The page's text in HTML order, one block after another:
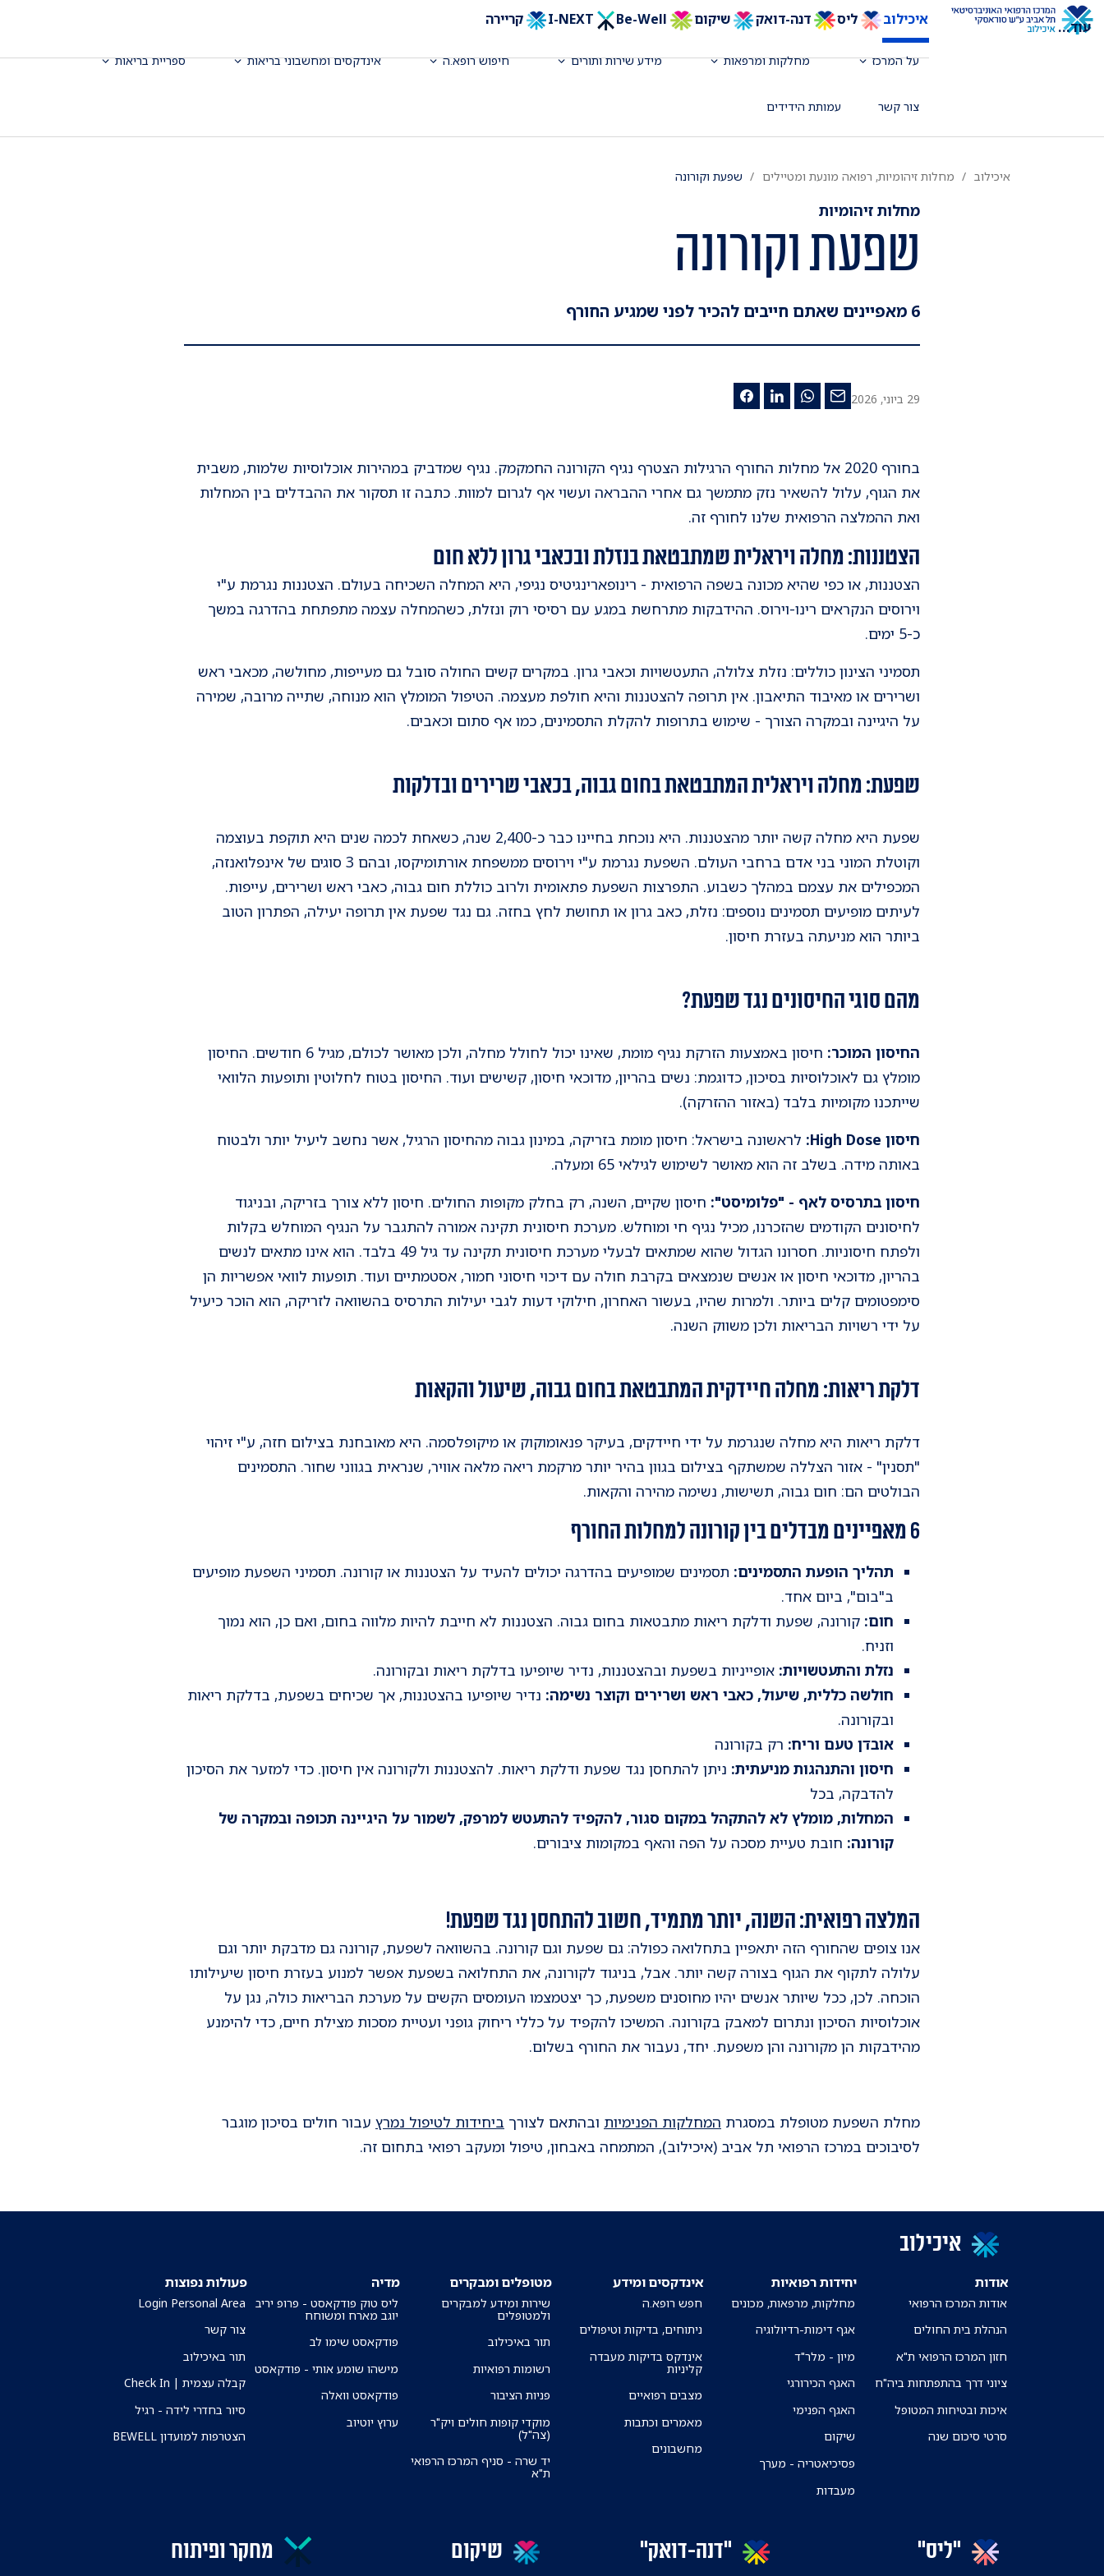
איכילוב ליס דנה-דואק שיקום Be-Well קריירה
על המרכז מחלקות ומרפאות מידע שירות ותורים חיפוש רופא.ה אינדקסים ומחשבוני בריאות ספריית בריאות
צור קשר עמותת הידידים
עוד...
איכילוב מחלות זיהומיות, רפואה מונעת ומטיילים שפעת וקורונה
מחלות זיהומיות
שפעת וקורונה
6 מאפיינים שאתם חייבים להכיר לפני שמגיע החורף
29 ביוני, 2026
בחורף 2020 אל מחלות החורף הרגילות הצטרף נגיף הקורונה החמקמק. נגיף שמדביק במהירות אוכלוסיות שלמות, משבית
את הגוף, עלול להשאיר נזק מתמשך גם אחרי ההבראה ועשוי אף לגרום למוות. כתבה זו תסקור את ההבדלים בין המחלות
ואת ההמלצה הרפואית שלנו לחורף זה.
הצטננות: מחלה ויראלית שמתבטאת בנזלת ובכאבי גרון ללא חום
הצטננות, או כפי שהיא מכונה בשפה הרפואית - רינופארינגיטיס נגיפי, היא המחלה השכיחה בעולם. הצטננות נגרמת ע"י
וירוסים הנקראים רינו-וירוס. ההידבקות מתרחשת במגע עם רסיסי רוק ונזלת, כשהמחלה עצמה מתפתחת בהדרגה במשך
כ-5 ימים.
תסמיני הצינון כוללים: נזלת צלולה, התעטשויות וכאבי גרון. במקרים קשים החולה סובל גם מעייפות, מחולשה, מכאבי ראש
ושרירים או מאיבוד התיאבון. אין תרופה להצטננות והיא חולפת מעצמה. הטיפול המומלץ הוא מנוחה, שתייה מרובה, שמירה
על היגיינה ובמקרה הצורך - שימוש בתרופות להקלת התסמינים, כמו אף סתום וכאבים.
שפעת: מחלה ויראלית המתבטאת בחום גבוה, בכאבי שרירים ובדלקות
שפעת היא מחלה קשה יותר מהצטננות. היא נוכחת בחיינו כבר כ-2,400 שנה, כשאחת לכמה שנים היא תוקפת בעוצמה
וקוטלת המוני בני אדם ברחבי העולם. השפעת נגרמת ע"י וירוסים ממשפחת אורתומיקסו, ובהם 3 סוגים של אינפלואנזה,
המכפילים את עצמם במהלך כשבוע. התפרצות השפעת פתאומית ולרוב כוללת חום גבוה, כאבי ראש ושרירים, עייפות.
לעיתים מופיעים תסמינים נוספים: נזלת, כאב גרון או תחושת לחץ בחזה. גם נגד שפעת אין תרופה יעילה, הפתרון הטוב
ביותר הוא מניעתה בעזרת חיסון.
מהם סוגי החיסונים נגד שפעת?
החיסון המוכר:
חיסון באמצעות הזרקת נגיף מומת, שאינו יכול לחולל מחלה, ולכן מאושר לכולם, מגיל 6 חודשים. החיסון
מומלץ גם לאוכלוסיות בסיכון, כדוגמת: נשים בהריון, מדוכאי חיסון, קשישים ועוד. החיסון בטוח לחלוטין ותופעות הלוואי
שייתכנו מקומיות בלבד (באזור ההזרקה).
חיסון High Dose:
לראשונה בישראל: חיסון מומת בזריקה, במינון גבוה מהחיסון הרגיל, אשר נחשב ליעיל יותר ולבטוח
באותה מידה. בשלב זה הוא מאושר לשימוש לגילאי 65 ומעלה.
חיסון בתרסיס לאף - "פלומיסט": חיסון שקיים, השנה, רק בחלק מקופות החולים. חיסון ללא צורך בזריקה, ובניגוד
לחיסונים הקודמים שהזכרנו, מכיל נגיף חי ומוחלש. מערכת חיסונית תקינה אמורה להתגבר על הנגיף המוחלש בקלות
ולפתח חיסוניות. חסרונו הגדול שהוא שמתאים לבעלי מערכת חיסונית תקינה עד גיל 49 בלבד. הוא אינו מתאים לנשים
בהריון, מדוכאי חיסון או אנשים שנמצאים בקרבת חולה עם דיכוי חיסוני חמור, אסטמתיים ועוד. תופעות לוואי אפשריות הן
סימפטומים קלים ביותר. ולמרות שהיו, בעשור האחרון, חילוקי דעות לגבי יעילות התרסיס בהשוואה לזריקה, הוא הוכר כיעיל
על ידי רשויות הבריאות ולכן משווק השנה.
דלקת ריאות: מחלה חיידקית המתבטאת בחום גבוה, שיעול והקאות
דלקת ריאות היא מחלה שנגרמת על ידי חיידקים, בעיקר פנאומוקוק או מיקופלסמה. היא מאובחנת בצילום חזה, ע"י זיהוי
"תסנין" - אזור הצללה שמשתקף בצילום בגוון בהיר יותר מרקמת ריאה מלאה אוויר, שנראית בגווני שחור. התסמינים
הבולטים הם: חום גבוה, תשישות, נשימה מהירה והקאות.
6 מאפיינים מבדלים בין קורונה למחלות החורף
תהליך הופעת התסמינים: תסמינים שמופיעים בהדרגה יכולים להעיד על הצטננות או קורונה. תסמיני השפעת מופיעים
ב"בום", ביום אחד.
חום: קורונה, שפעת ודלקת ריאות מתבטאות בחום גבוה. הצטננות לא חייבת להיות מלווה בחום, ואם כן, הוא נמוך
וזניח.
נזלת והתעטשויות: אופייניות בשפעת ובהצטננות, נדיר שיופיעו בדלקת ריאות ובקורונה.
חולשה כללית, שיעול, כאבי ראש ושרירים וקוצר נשימה: נדיר שיופיעו בהצטננות, אך שכיחים בשפעת, בדלקת ריאות
ובקורונה.
אובדן טעם וריח: רק בקורונה
חיסון והתנהגות מניעתית: ניתן להתחסן נגד שפעת ודלקת ריאות. להצטננות ולקורונה אין חיסון. כדי למזער את הסיכון
להדבקה, בכל
המחלות, מומלץ לא להתקהל במקום סגור, להקפיד להתעטש למרפק, לשמור על היגיינה תכופה ובמקרה של
קורונה: חובת טעיית מסכה על הפה והאף במקומות ציבורים.
המלצה רפואית: השנה, יותר מתמיד, חשוב להתחסן נגד שפעת!
אנו צופים שהחורף הזה יתאפיין בתחלואה כפולה: גם שפעת וגם קורונה. בהשוואה לשפעת, קורונה גם מדבקת יותר וגם
עלולה לתקוף את הגוף בצורה קשה יותר. אבל, בניגוד לקורונה, את התחלואה בשפעת אפשר למנוע בעזרת חיסון שיעילותו
הוכחה. לכן, ככל שיותר אנשים יהיו מחוסנים משפעת, כך יצטמצמו העומסים הקשים על מערכת הבריאות כולה, נגן על
אוכלוסיות הסיכון ונתרום למאבק בקורונה. המשיכו להקפיד על כללי ריחוק גופני ועטיית מסכות מצילת חיים, כדי להימנע
מהידבקות הן מקורונה והן משפעת. יחד, נעבור את החורף בשלום.
מחלת השפעת מטופלת במסגרת המחלקות הפנימיות ובהתאם לצורך ביחידות לטיפול נמרץ עבור חולים בסיכון מוגבר
לסיבוכים במרכז הרפואי תל אביב (איכילוב), המתמחה באבחון, טיפול ומעקב רפואי בתחום זה.
איכילוב
אודות
אודות המרכז הרפואי
הנהלת בית החולים
חזון המרכז הרפואי ת"א
ציוני דרך בהתפתחות ביה"ח
איכות ובטיחות המטופל
סרטי סיכום שנה
יחידות רפואיות
מחלקות, מרפאות, מכונים
אגף דימות-רדיולוגיה
מיון - מלר"ד
האגף הכירורגי
האגף הפנימי
שיקום
פסיכיאטריה - מערך
מעבדות
אינדקסים ומידע
חפש רופא.ה
ניתוחים, בדיקות וטיפולים
אינדקס בדיקות מעבדה
קליניות
מצבים רפואיים
מאמרים וכתבות
מחשבונים
מטופלים ומבקרים
שירות ומידע למבקרים
ולמטופלים
תור באיכילוב
רשומות רפואיות
פניות הציבור
מוקדי קופות חולים ויק"ר
(צה"ל)
יד שרה - סניף המרכז הרפואי
ת"א
מדיה
ליס טוק פודקאסט - פרופ יריב
יוגב מארח ומשוחח
פודקאסט שימו לב
מישהו שומע אותי - פודקאסט
פודקאסט וואלה
ערוץ יוטיוב
פעולות נפוצות
Login Personal Area
צור קשר
תור באיכילוב
קבלה עצמית | Check In
סיור בחדרי לידה - רגיל
הצטרפות למועדון BEWELL
"ליס" "דנה-דואק" שיקום מחקר ופיתוח